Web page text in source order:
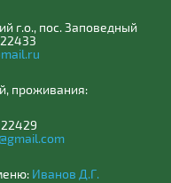
г.о., пос. Заповедный
проживания:
Иванов Д.Г.